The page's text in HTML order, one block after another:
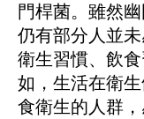
門桿菌。雖然
仍有部分人並未
衛生習慣、飲
如，生活在衛
食衛生的人群